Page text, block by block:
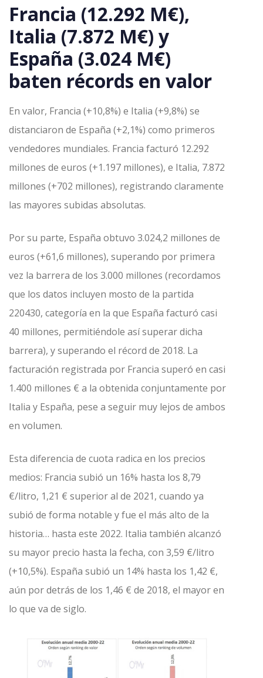
Francia (12.292 M€),
Italia (7.872 M€) y
España (3.024 M€)
baten récords en valor
En valor, Francia (+10,8%) e Italia (+9,8%) se
distanciaron de España (+2,1%) como primeros
vendedores mundiales. Francia facturó 12.292
millones de euros (+1.197 millones), e Italia, 7.872
millones (+702 millones), registrando claramente
las mayores subidas absolutas.
Por su parte, España obtuvo 3.024,2 millones de
euros (+61,6 millones), superando por primera
vez la barrera de los 3.000 millones (recordamos
que los datos incluyen mosto de la partida
220430, categoría en la que España facturó casi
40 millones, permitiéndole así superar dicha
barrera), y superando el récord de 2018. La
facturación registrada por Francia superó en casi
1.400 millones € a la obtenida conjuntamente por
Italia y España, pese a seguir muy lejos de ambos
en volumen.
Esta diferencia de cuota radica en los precios
medios: Francia subió un 16% hasta los 8,79
€/litro, 1,21 € superior al de 2021, cuando ya
subió de forma notable y fue el más alto de la
historia… hasta este 2022. Italia también alcanzó
su mayor precio hasta la fecha, con 3,59 €/litro
(+10,5%). España subió un 14% hasta los 1,42 €,
aún por detrás de los 1,46 € de 2018, el mayor en
lo que va de siglo.